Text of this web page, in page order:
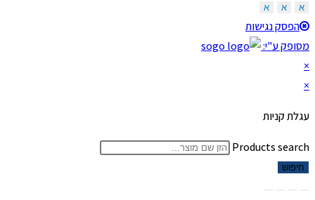
הפסק נגישות
מסופק ע"י:
עגלת קניות
Products search
חיפוש